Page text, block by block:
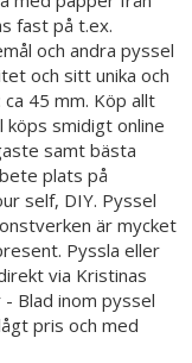
fast på t.ex.
och andra pyssel
och sitt unika och
45 mm. Köp allt
smidigt online
samt bästa
plats på
self, DIY. Pyssel
är mycket
Pyssla eller
via Kristinas
Blad inom pyssel
pris och med